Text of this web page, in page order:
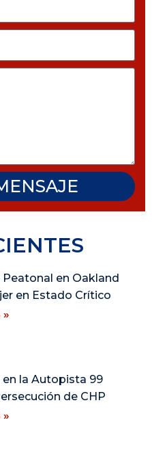
en Oakland
en Estado Crítico
»
la Autopista 99
de CHP
»